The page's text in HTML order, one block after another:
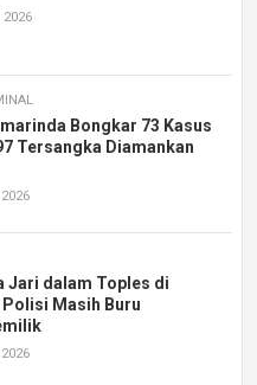
Bongkar 73 Kasus
Tersangka Diamankan
Jari dalam Toples di
Masih Buru